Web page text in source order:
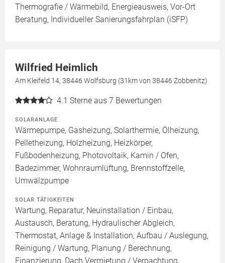
Thermografie / Wärmebild, Energieausweis, Vor-Ort
Beratung, Individueller Sanierungsfahrplan (iSFP)
Wilfried Heimlich
Am Kleifeld 14, 38446 Wolfsburg (31km von 38446 Zobbenitz)
4.1 Sterne aus 7 Bewertungen
SOLARANLAGE
Wärmepumpe, Gasheizung, Solarthermie, Ölheizung,
Pelletheizung, Holzheizung, Heizkörper,
Fußbodenheizung, Photovoltaik, Kamin / Ofen,
Badezimmer, Wohnraumlüftung, Brennstoffzelle,
Umwälzpumpe
SOLAR TÄTIGKEITEN
Wartung, Reparatur, Neuinstallation / Einbau,
Austausch, Beratung, Hydraulischer Abgleich,
Thermostat, Anlage & Installation, Aufbau / Auslegung,
Reinigung / Wartung, Planung / Berechnung,
Finanzierung, Dach Vermietung / Verpachtung,